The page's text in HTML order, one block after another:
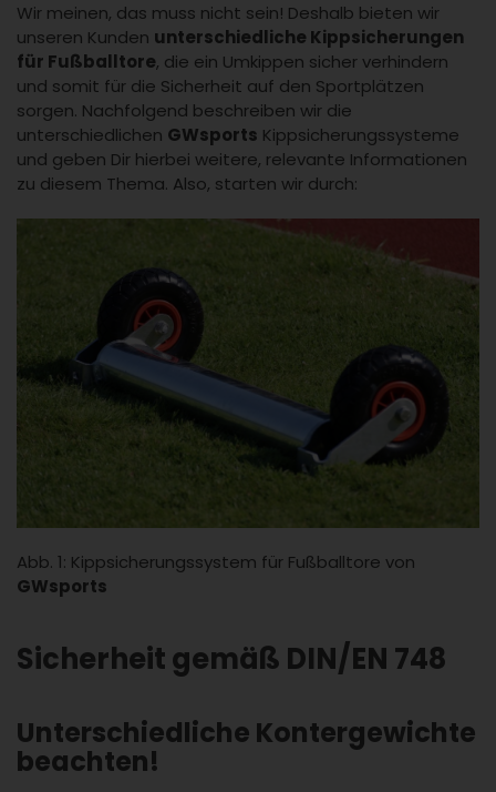
Wir meinen, das muss nicht sein! Deshalb bieten wir
unseren Kunden unterschiedliche Kippsicherungen
für Fußballtore, die ein Umkippen sicher verhindern
und somit für die Sicherheit auf den Sportplätzen
sorgen. Nachfolgend beschreiben wir die
unterschiedlichen GWsports Kippsicherungssysteme
und geben Dir hierbei weitere, relevante Informationen
zu diesem Thema. Also, starten wir durch:
Abb. 1: Kippsicherungssystem für Fußballtore von
GWsports
Sicherheit gemäß DIN/EN 748
Unterschiedliche Kontergewichte
beachten!